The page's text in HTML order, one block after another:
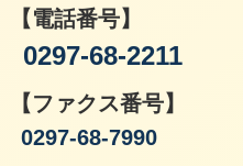
【電話番号】
0297-68-2211
【ファクス番号】
0297-68-7990